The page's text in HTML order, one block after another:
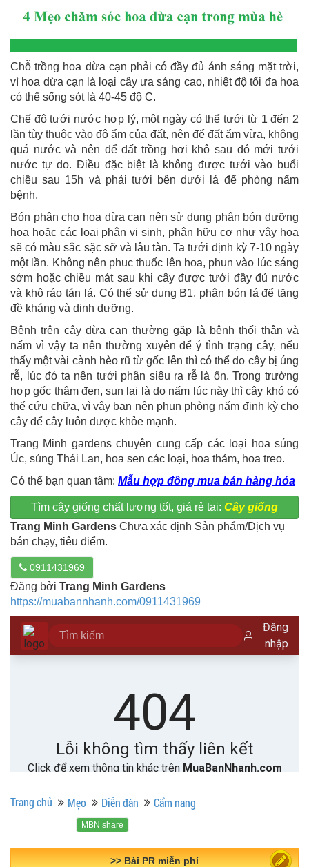
Chỗ trồng hoa dừa cạn phải có đầy đủ ánh sáng mặt trời,
vì hoa dừa cạn là loại cây ưa sáng cao, nhiệt độ tối đa hoa
có thể sống sót là 40-45 độ C.
Chế độ tưới nước hợp lý, một ngày có thể tưới từ 1 đến 2
lần tùy thuộc vào độ ẩm của đất, nên để đất ẩm vừa, không
quá nước và nên để đất trồng hơi khô sau đó mới tưới
nước tự do. Điều đặc biệt là không được tưới vào buổi
chiều sau 15h và phải tưới bên dưới lá để phòng nấm
bệnh.
Bón phân cho hoa dừa cạn nên sử dụng phân bón dưỡng
hoa hoặc các loại phân vi sinh, phân hữu cơ như vậy hoa
sẽ có màu sắc sặc sỡ và lâu tàn. Ta tưới định kỳ 7-10 ngày
một lần. Không nên phuc thuốc lên hoa, phun vào lúc sáng
sớm hoặc chiều mát sau khi cây được tưới đầy đủ nước
và khô ráo tán lá. Có thể sử dụng B1, phân bón lá để tăng
đề kháng và dinh dưỡng.
Bệnh trên cây dừa cạn thường gặp là bệnh thối thân và
nấm vì vậy ta nên thường xuyên để ý tình trạng cây, nếu
thấy một vài cành hèo rũ từ gốc lên thì có thể do cây bị úng
rễ, lúc đó ta nên tưới phân siêu ra rễ là ổn. Trong trường
hợp gốc thâm đen, sun lại là do nấm lúc này thì cây khó có
thể cứu chữa, vì vậy bạn nên phun phòng nấm định kỳ cho
cây để cây luôn được khỏe mạnh.
Trang Minh gardens chuyên cung cấp các loại hoa súng
Úc, súng Thái Lan, hoa sen các loại, hoa thảm, hoa treo.
Có thể bạn quan tâm: Mẫu hợp đồng mua bán hàng hóa
Tìm cây giống chất lượng tốt, giá rẻ tại: Cây giống
Trang Minh Gardens Chưa xác định Sản phẩm/Dịch vụ
bán chạy, tiêu điểm.
0911431969
Đăng bởi Trang Minh Gardens
https://muabannhanh.com/0911431969
Trang chủ Mẹo Diễn đàn Cẩm nang
MBN share
>> Quảng cáo miễn phí